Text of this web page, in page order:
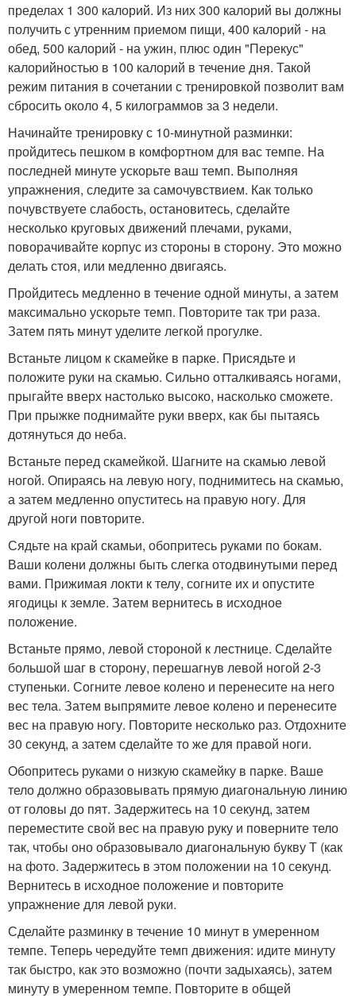
пределах 1 300 калорий. Из них 300 калорий вы должны
получить с утренним приемом пищи, 400 калорий - на
обед, 500 калорий - на ужин, плюс один "Перекус"
калорийностью в 100 калорий в течение дня. Такой
режим питания в сочетании с тренировкой позволит вам
сбросить около 4, 5 килограммов за 3 недели.
Начинайте тренировку с 10-минутной разминки:
пройдитесь пешком в комфортном для вас темпе. На
последней минуте ускорьте ваш темп. Выполняя
упражнения, следите за самочувствием. Как только
почувствуете слабость, остановитесь, сделайте
несколько круговых движений плечами, руками,
поворачивайте корпус из стороны в сторону. Это можно
делать стоя, или медленно двигаясь.
Пройдитесь медленно в течение одной минуты, а затем
максимально ускорьте темп. Повторите так три раза.
Затем пять минут уделите легкой прогулке.
Встаньте лицом к скамейке в парке. Присядьте и
положите руки на скамью. Сильно отталкиваясь ногами,
прыгайте вверх настолько высоко, насколько сможете.
При прыжке поднимайте руки вверх, как бы пытаясь
дотянуться до неба.
Встаньте перед скамейкой. Шагните на скамью левой
ногой. Опираясь на левую ногу, поднимитесь на скамью,
а затем медленно опуститесь на правую ногу. Для
другой ноги повторите.
Сядьте на край скамьи, обопритесь руками по бокам.
Ваши колени должны быть слегка отодвинутыми перед
вами. Прижимая локти к телу, согните их и опустите
ягодицы к земле. Затем вернитесь в исходное
положение.
Встаньте прямо, левой стороной к лестнице. Сделайте
большой шаг в сторону, перешагнув левой ногой 2-3
ступеньки. Согните левое колено и перенесите на него
вес тела. Затем выпрямите левое колено и перенесите
вес на правую ногу. Повторите несколько раз. Отдохните
30 секунд, а затем сделайте то же для правой ноги.
Обопритесь руками о низкую скамейку в парке. Ваше
тело должно образовывать прямую диагональную линию
от головы до пят. Задержитесь на 10 секунд, затем
переместите свой вес на правую руку и поверните тело
так, чтобы оно образовывало диагональную букву Т (как
на фото. Задержитесь в этом положении на 10 секунд.
Вернитесь в исходное положение и повторите
упражнение для левой руки.
Сделайте разминку в течение 10 минут в умеренном
темпе. Теперь чередуйте темп движения: идите минуту
так быстро, как это возможно (почти задыхаясь), затем
минуту в умеренном темпе. Повторите в общей